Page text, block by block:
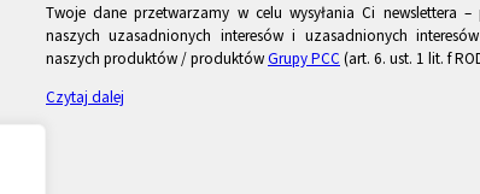
Twoje dane przetwarzamy w celu wysyłania Ci newslettera
naszych uzasadnionych interesów i uzasadnionych
naszych produktów / produktówGrupy PCC (art. 6. ust. 1 lit. f
Czytaj dalej